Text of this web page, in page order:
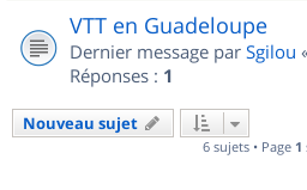
VTT en Guadeloupe
Dernier message par Sgilou
Réponses : 1
Nouveau sujet
6 sujets • Page 1